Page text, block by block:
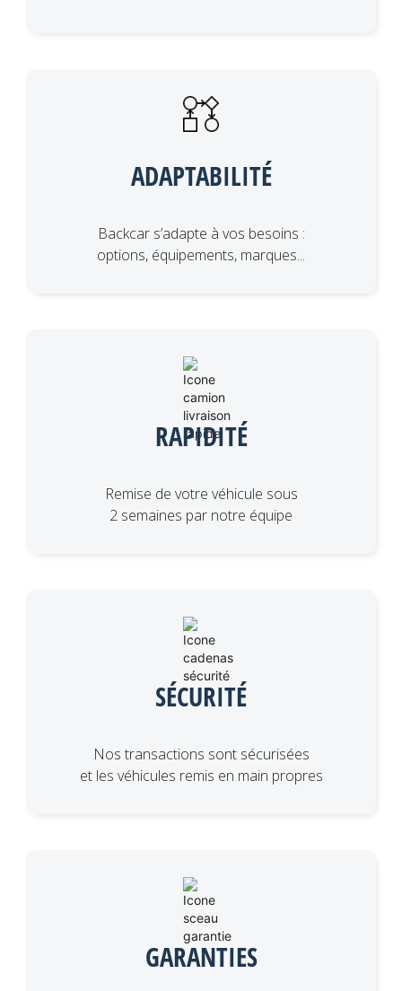
ADAPTABILITÉ
Backcar s’adapte à vos besoins :
options, équipements, marques...
RAPIDITÉ
Remise de votre véhicule sous
2 semaines par notre équipe
SÉCURITÉ
Nos transactions sont sécurisées
et les véhicules remis en main propres
GARANTIES